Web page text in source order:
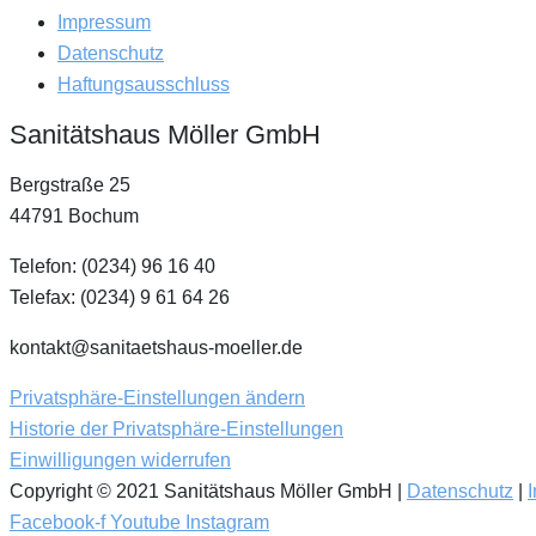
Impressum
Datenschutz
Haftungsausschluss
Sanitätshaus Möller GmbH
Bergstraße 25
44791 Bochum
Telefon: (0234) 96 16 40
Telefax: (0234) 9 61 64 26
kontakt@sanitaetshaus-moeller.de
Privatsphäre-Einstellungen ändern
Historie der Privatsphäre-Einstellungen
Einwilligungen widerrufen
Copyright © 2021 Sanitätshaus Möller GmbH |
Datenschutz
Facebook-f Youtube Instagram